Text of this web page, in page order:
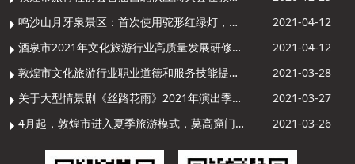
鸣沙山月牙泉景区：首次使用驼形红绿灯，骆驼“看驼灯绿了”走起来
2021-04-12
酒泉市2021年文化旅游行业高质量发展研修提升培训班敦煌分训点开班
2021-04-12
敦煌市文化旅游行业职业道德和服务技能提升导游专项培训成功举办
2021-03-28
关于大型情景剧《丝路花雨》2021年演出季开演的通知
2021-03-27
4月起，敦煌市进入夏季旅游模式，莫高窟门票价格调整
2021-03-26